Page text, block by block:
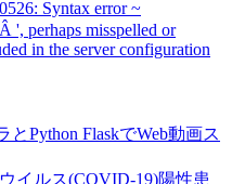
Syntax error ~
', perhaps misspelled or
in the server configuration
とPython FlaskでWeb動画ス
イルス(COVID-19)陽性患